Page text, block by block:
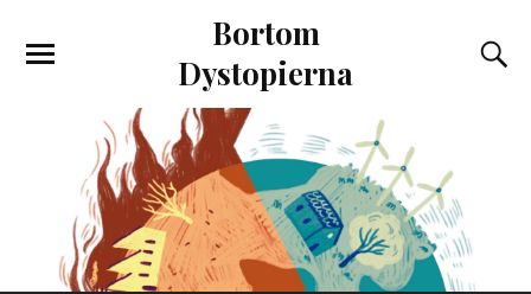
Bortom
Dystopierna